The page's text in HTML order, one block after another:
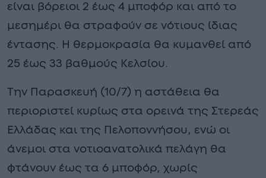
είναι βόρειοι 2 έως 4 μποφόρ και από το
μεσημέρι θα στραφούν σε νότιους ίδιας
έντασης. Η θερμοκρασία θα κυμανθεί από
25 έως 33 βαθμούς Κελσίου.
Την Παρασκευή (10/7) η αστάθεια θα
περιοριστεί κυρίως στα ορεινά της Στερεάς
Ελλάδας και της Πελοποννήσου, ενώ οι
άνεμοι στα νοτιοανατολικά πελάγη θα
φτάνουν έως τα 6 μποφόρ, χωρίς